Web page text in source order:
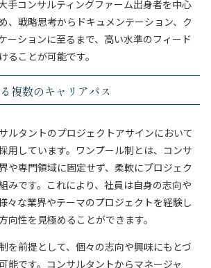
手コンサルティングファーム出身者を中心
、戦略思考からドキュメンテーション、ク
ーションに至るまで、高い水準のフィード
ることが可能です。
複数のキャリアパス
ルタントのプロジェクトアサインにおいて
用しています。ワンプール制とは、コンサ
や専門領域に固定せず、柔軟にプロジェク
みです。これにより、社員は自身の志向や
々な業界やテーマのプロジェクトを経験し
向性を見極めることができます。
を前提として、個々の志向や興味にもとづ
能です。コンサルタントからマネージャ